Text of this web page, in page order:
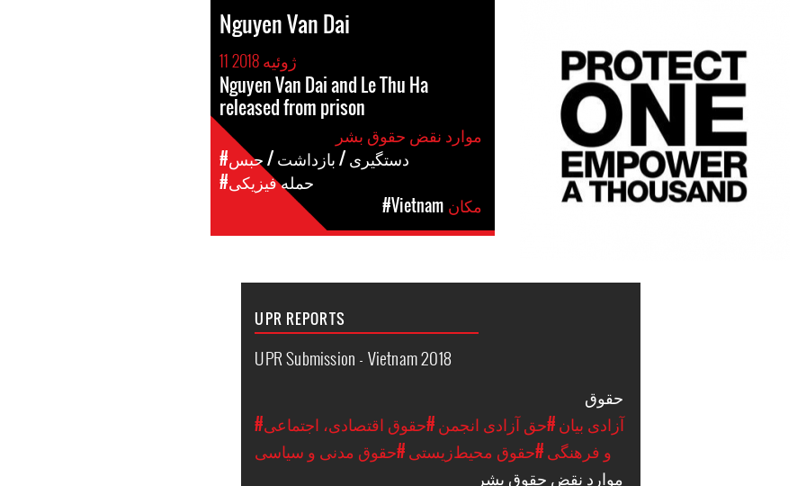
Nguyen Van Dai
11 ژوئیه 2018
Nguyen Van Dai and Le Thu Ha
released from prison
#دستگیری / بازداشت / حبس
#حمله فیزیکی
#Vietnam
UPR REPORTS
UPR Submission - Vietnam 2018
#آزادی بیان#حق آزادی انجمن#حقوق اقتصادی، اجتماعی
و فرهنگی#حقوق محیط‌زیستی#حقوق مدنی و سیاسی